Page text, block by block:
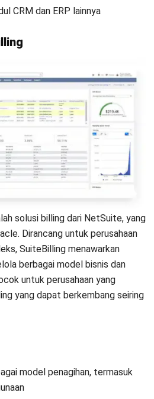
billing software?
Damayanti
spesialis yang berpengalaman
2 tahun dalam bidang penulisan topik
topik penulisan yang diangkat
sistem ERP, integrasi proses
ERP untuk meningkatkan
operasional perusahaan.
CA, CFA, CPA
Accounting
Reviewer
seorang profesional akuntansi yang
of Accounting dari President
pendidikan ke jenjang Master
National University of Singapore.
ini membentuk kemampuannya
keuangan dalam praktik bisnis.
laporan strategis. Selama
yang memperkuat